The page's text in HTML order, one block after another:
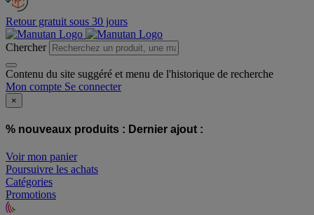
Retour gratuit sous 30 jours
Chercher
Contenu du site suggéré et menu de l'historique de recherche
Mon compte Se connecter
×
% nouveaux produits : Dernier ajout :
Voir mon panier
Poursuivre les achats
Catégories
Promotions